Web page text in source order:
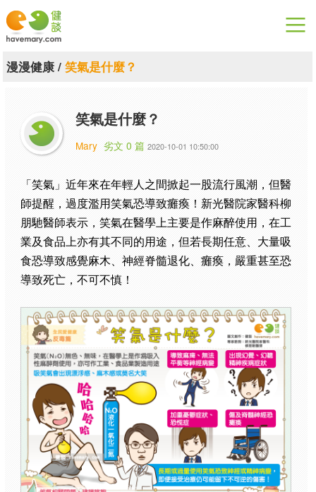
漫漫健康
關於健談
聯絡我們
下載專區
漫漫健康/ 笑氣是什麼？
笑氣是什麼？
Mary 劣文 0 篇 2020-10-01 10:50:00
「笑氣」近年來在年輕人之間掀起一股流行風潮，但醫
師提醒，過度濫用笑氣恐導致癱瘓！新光醫院家醫科柳
朋馳醫師表示，笑氣在醫學上主要是作麻醉使用，在工
業及食品上亦有其不同的用途，但若長期任意、大量吸
食恐導致感覺麻木、神經脊髓退化、癱瘓，嚴重甚至恐
導致死亡，不可不慎！